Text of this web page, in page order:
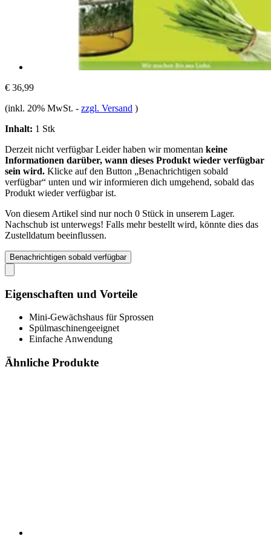
€ 36,99
(inkl. 20% MwSt. - zzgl. Versand )
Inhalt: 1 Stk
Derzeit nicht verfügbarLeider haben wir momentan keine
Informationen darüber, wann dieses Produkt wieder verfügbar
sein wird. Klicke auf den Button „Benachrichtigen sobald
verfügbar“ unten und wir informieren dich umgehend, sobald das
Produkt wieder verfügbar ist.
Von diesem Artikel sind nur noch 0 Stück in unserem Lager.
Nachschub ist unterwegs! Falls mehr bestellt wird, könnte dies das
Zustelldatum beeinflussen.
Benachrichtigen sobald verfügbar
Eigenschaften und Vorteile
Mini-Gewächshaus für Sprossen
Spülmaschinengeeignet
Einfache Anwendung
Ähnliche Produkte